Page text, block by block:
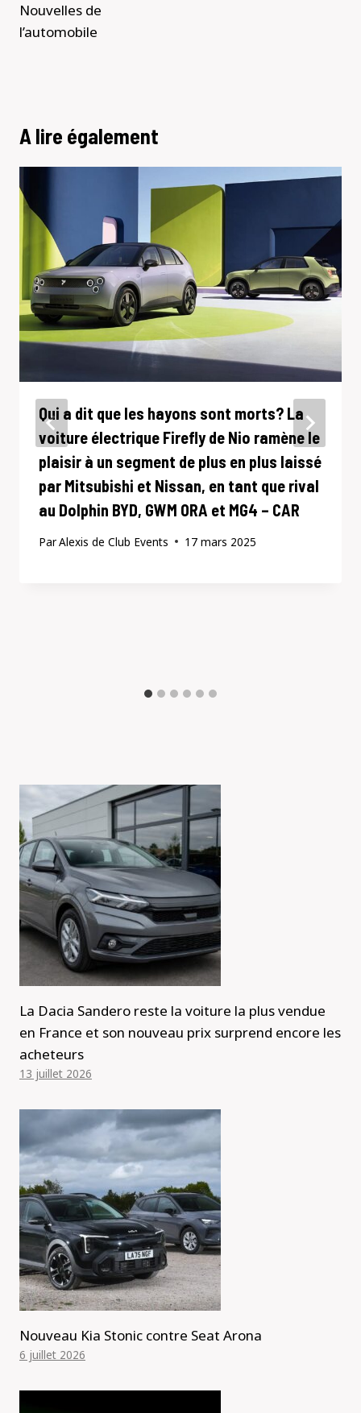
Nouvelles de
l’automobile
A lire également
Qui a dit que les hayons sont morts? La
voiture électrique Firefly de Nio ramène le
plaisir à un segment de plus en plus laissé
par Mitsubishi et Nissan, en tant que rival
au Dolphin BYD, GWM ORA et MG4 – CAR
ParAlexis de Club Events 17 mars 2025
La Dacia Sandero reste la voiture la plus vendue
en France et son nouveau prix surprend encore les
acheteurs
13 juillet 2026
Nouveau Kia Stonic contre Seat Arona
6 juillet 2026